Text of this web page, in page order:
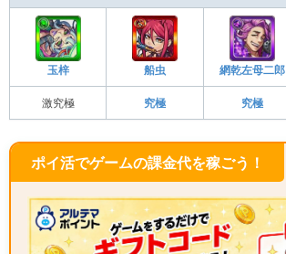
玉梓 船虫 網乾左母二郎
激究極 究極 究極
ポイ活でゲームの課金代を稼ごう！